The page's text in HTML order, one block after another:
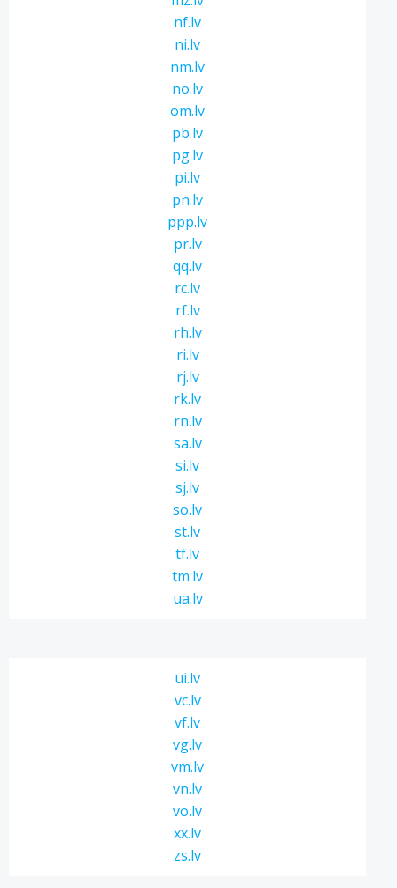
nf.lv
ni.lv
nm.lv
no.lv
om.lv
pb.lv
pg.lv
pi.lv
pn.lv
ppp.lv
pr.lv
qq.lv
rc.lv
rf.lv
rh.lv
ri.lv
rj.lv
rk.lv
rn.lv
sa.lv
si.lv
sj.lv
so.lv
st.lv
tf.lv
tm.lv
ua.lv
ui.lv
vc.lv
vf.lv
vg.lv
vm.lv
vn.lv
vo.lv
xx.lv
zs.lv